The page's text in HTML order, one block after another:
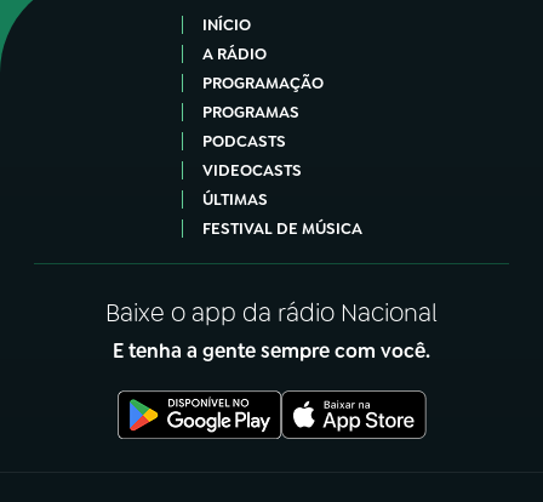
INÍCIO
A RÁDIO
PROGRAMAÇÃO
PROGRAMAS
PODCASTS
VIDEOCASTS
ÚLTIMAS
FESTIVAL DE MÚSICA
Baixe o app da rádio Nacional
E tenha a gente sempre com você.